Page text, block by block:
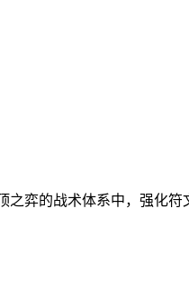
之弈的战术体系中，强化